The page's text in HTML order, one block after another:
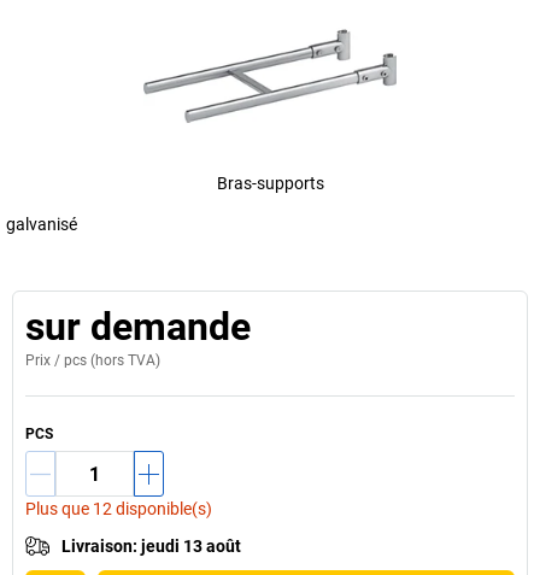
Bras-supports
galvanisé
sur demande
Prix / pcs (hors TVA)
PCS
Plus que 12 disponible(s)
Livraison: jeudi 13 août